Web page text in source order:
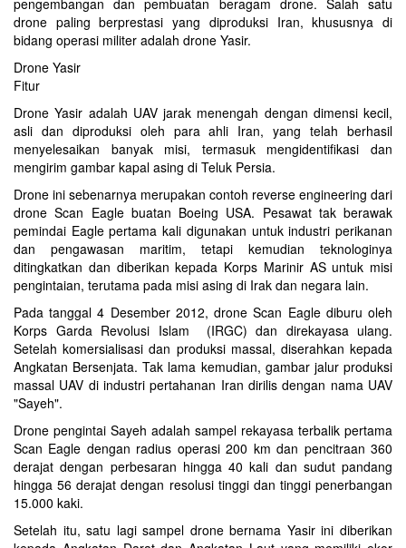
pengembangan dan pembuatan beragam drone. Salah satu
drone paling berprestasi yang diproduksi Iran, khususnya di
bidang operasi militer adalah drone Yasir.
Drone Yasir
Fitur
Drone Yasir adalah UAV jarak menengah dengan dimensi kecil,
asli dan diproduksi oleh para ahli Iran, yang telah berhasil
menyelesaikan banyak misi, termasuk mengidentifikasi dan
mengirim gambar kapal asing di Teluk Persia.
Drone ini sebenarnya merupakan contoh reverse engineering dari
drone Scan Eagle buatan Boeing USA. Pesawat tak berawak
pemindai Eagle pertama kali digunakan untuk industri perikanan
dan pengawasan maritim, tetapi kemudian teknologinya
ditingkatkan dan diberikan kepada Korps Marinir AS untuk misi
pengintaian, terutama pada misi asing di Irak dan negara lain.
Pada tanggal 4 Desember 2012, drone Scan Eagle diburu oleh
Korps Garda Revolusi Islam (IRGC) dan direkayasa ulang.
Setelah komersialisasi dan produksi massal, diserahkan kepada
Angkatan Bersenjata. Tak lama kemudian, gambar jalur produksi
massal UAV di industri pertahanan Iran dirilis dengan nama UAV
"Sayeh".
Drone pengintai Sayeh adalah sampel rekayasa terbalik pertama
Scan Eagle dengan radius operasi 200 km dan pencitraan 360
derajat dengan perbesaran hingga 40 kali dan sudut pandang
hingga 56 derajat dengan resolusi tinggi dan tinggi penerbangan
15.000 kaki.
Setelah itu, satu lagi sampel drone bernama Yasir ini diberikan